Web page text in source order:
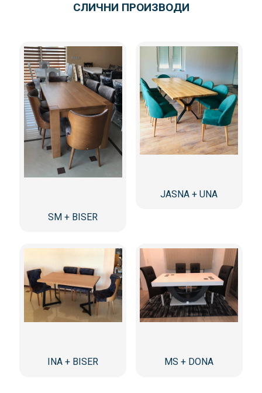
СЛИЧНИ ПРОИЗВОДИ
SM + BISER
JASNA + UNA
INA + BISER MS + DONA